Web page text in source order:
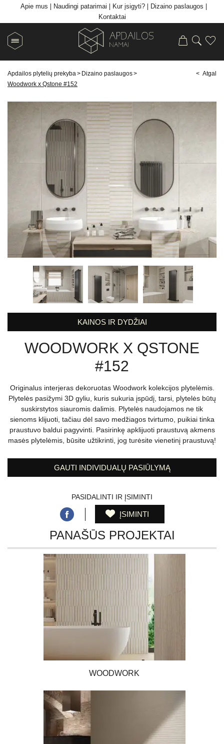
Apie mus Naudingi patarimai Kur įsigyti?
Dizaino paslaugos
Kontaktai
Apdailos plytelių prekyba > Dizaino paslaugos>
Woodwork x Qstone #152
< Atgal
KAINOS IR DYDŽIAI
WOODWORK X QSTONE
#152
Originalus interjeras dekoruotas Woodwork kolekcijos plytelėmis.
Plytelės pasižymi 3D gyliu, kuris sukuria įspūdį, tarsi, plytelės būtų
suskirstytos siauromis dalimis. Plytelės naudojamos ne tik
sienoms klijuoti, tačiau dėl savo medžiagos tvirtumo, puikiai tinka
praustuvo baldui pagyvinti. Pasirinkę apklijuoti praustuvą akmens
masės plytelėmis, būsite užtikrinti, jog turėsite vienetinį praustuvą!
GAUTI INDIVIDUALŲ PASIŪLYMĄ
PASIDALINTI IR ĮSIMINTI
ĮSIMINTI
PANAŠŪS PROJEKTAI
WOODWORK